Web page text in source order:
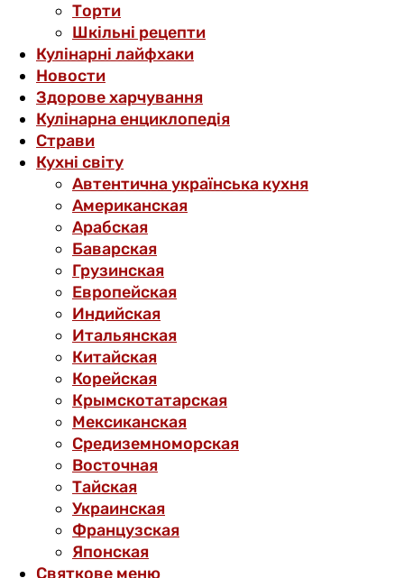
Торти
Шкільні рецепти
Кулінарні лайфхаки
Новости
Здорове харчування
Кулінарна енциклопедія
Страви
Кухні світу
Автентична українська кухня
Американская
Арабская
Баварская
Грузинская
Европейская
Индийская
Итальянская
Китайская
Корейская
Крымскотатарская
Мексиканская
Средиземноморская
Восточная
Тайская
Украинская
Французская
Японская
Святкове меню